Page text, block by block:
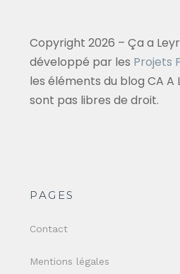
Copyright 2026 – Ça a
développé par les Projets
les éléments du blog CA A
sont pas libres de droit.
PAGES
Contact
Mentions légales